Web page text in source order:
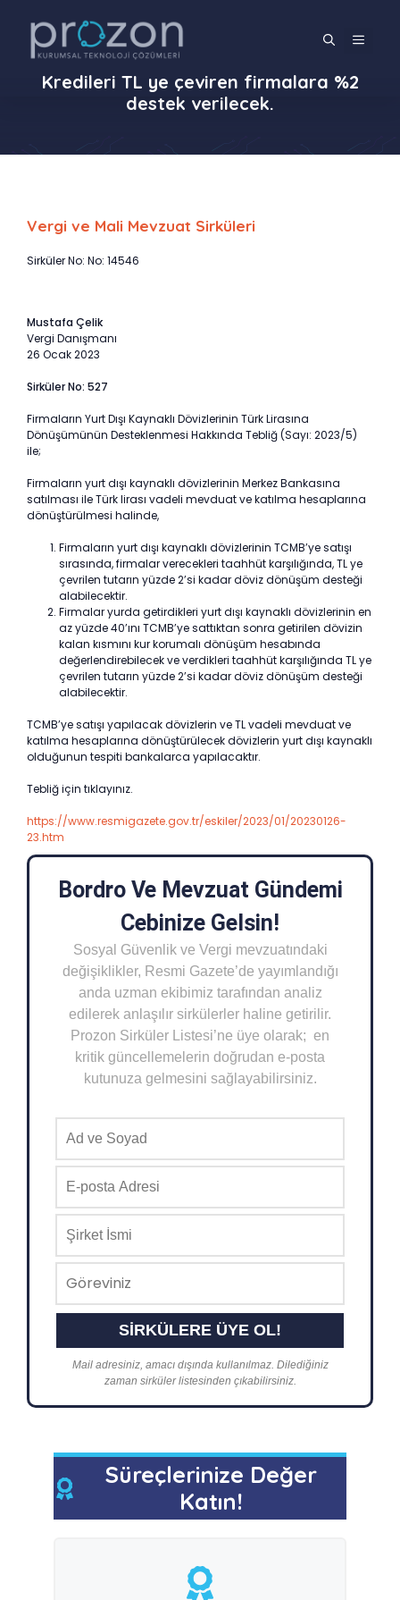
MENÜ
Kredileri TL ye çeviren firmalara %2
destek verilecek.
Vergi ve Mali Mevzuat Sirküleri
Sirküler No: No: 14546
Mustafa Çelik
Vergi Danışmanı
26 Ocak 2023
Sirküler No: 527
Firmaların Yurt Dışı Kaynaklı Dövizlerinin Türk Lirasına
Dönüşümünün Desteklenmesi Hakkında Tebliğ (Sayı: 2023/5)
ile;
Firmaların yurt dışı kaynaklı dövizlerinin Merkez Bankasına
satılması ile Türk lirası vadeli mevduat ve katılma hesaplarına
dönüştürülmesi halinde,
Firmaların yurt dışı kaynaklı dövizlerinin TCMB’ye satışı
sırasında, firmalar verecekleri taahhüt karşılığında, TL ye
çevrilen tutarın yüzde 2’si kadar döviz dönüşüm desteği
alabilecektir.
Firmalar yurda getirdikleri yurt dışı kaynaklı dövizlerinin en
az yüzde 40’ını TCMB’ye sattıktan sonra getirilen dövizin
kalan kısmını kur korumalı dönüşüm hesabında
değerlendirebilecek ve verdikleri taahhüt karşılığında TL ye
çevrilen tutarın yüzde 2’si kadar döviz dönüşüm desteği
alabilecektir.
TCMB’ye satışı yapılacak dövizlerin ve TL vadeli mevduat ve
katılma hesaplarına dönüştürülecek dövizlerin yurt dışı kaynaklı
olduğunun tespiti bankalarca yapılacaktır.
Tebliğ için tıklayınız.
https://www.resmigazete.gov.tr/eskiler/2023/01/20230126-
23.htm
Bordro Ve Mevzuat Gündemi
Cebinize Gelsin!
Sosyal Güvenlik ve Vergi mevzuatındaki
değişiklikler, Resmi Gazete’de yayımlandığı
anda uzman ekibimiz tarafından analiz
edilerek anlaşılır sirkülerler haline getirilir.
Prozon Sirküler Listesi’ne üye olarak; en
kritik güncellemelerin doğrudan e-posta
kutunuza gelmesini sağlayabilirsiniz.
Mail adresiniz, amacı dışında kullanılmaz. Dilediğiniz
zaman sirküler listesinden çıkabilirsiniz.
Süreçlerinize Değer
Katın!